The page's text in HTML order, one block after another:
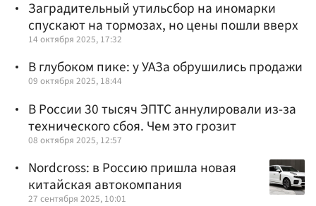
Заградительный утильсбор на иномарки
спускают на тормозах, но цены пошли вверх
14 октября 2025, 17:32
В глубоком пике: у УАЗа обрушились продажи
09 октября 2025, 18:44
В России 30 тысяч ЭПТС аннулировали из-за
технического сбоя. Чем это грозит
08 октября 2025, 12:57
Nordcross: в Россию пришла новая
китайская автокомпания
27 сентября 2025, 10:01